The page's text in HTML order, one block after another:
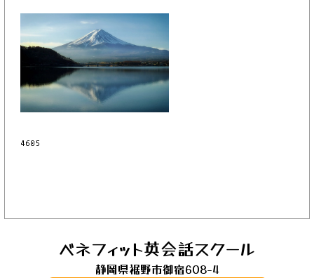
ベネフィット英会話スクール
静岡県裾野市御宿608-4